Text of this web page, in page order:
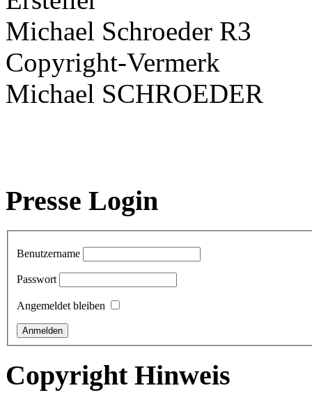
Michael Schroeder R3
Copyright-Vermerk
Michael SCHROEDER
Presse Login
Benutzername
Passwort
Angemeldet bleiben
Copyright Hinweis